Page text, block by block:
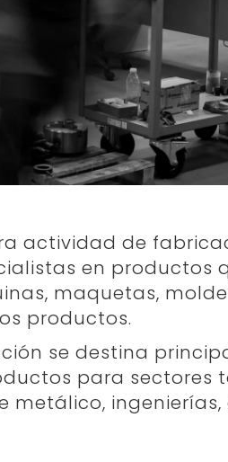
actividad de
en productos
maquetas,
productos.
se destina
para sectores
metálico,